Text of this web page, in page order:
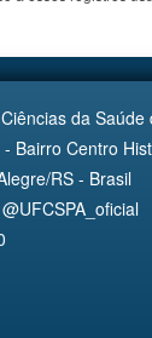
da Saúde
Bairro Centro
RS - Brasil